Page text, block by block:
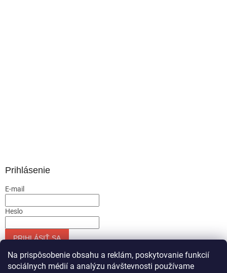
Na prispôsobenie obsahu a reklám, poskytovanie funkcií
sociálnych médií a analýzu návštevnosti používame
Prihlásenie
E-mail
Heslo
PRIHLÁSIŤ SA
Nová registráciaZabudnuté heslo